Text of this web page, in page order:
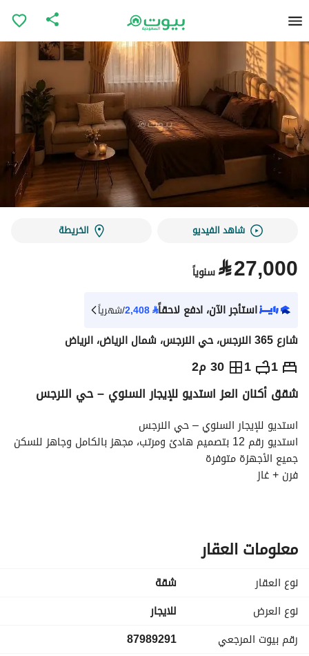
شاهد الفيديو الخريطة
⃁27,000 سنوياً
استأجر الآن، ادفع لاحقاً⃁
2,408/شهرياً
شارع 365 النرجس، حي النرجس، شمال الرياض، الرياض
1
1 30 م2 ⃁
27,000سنوياً
الإعلان الاماكن القريبة
شقق أكنان العز استديو للإيجار السنوي – حي النرجس
استديو للإيجار السنوي – حي النرجس
استديو رقم 12 بتصميم هادئ ومرتب، مجهز بالكامل وجاهز للسكن
جميع الأجهزة متوفرة
فرن + غاز
حي النرجس
معلومات العقار
نوع العقار
شقة
نوع العرض
للايجار
رقم بيوت المرجعي
87989291